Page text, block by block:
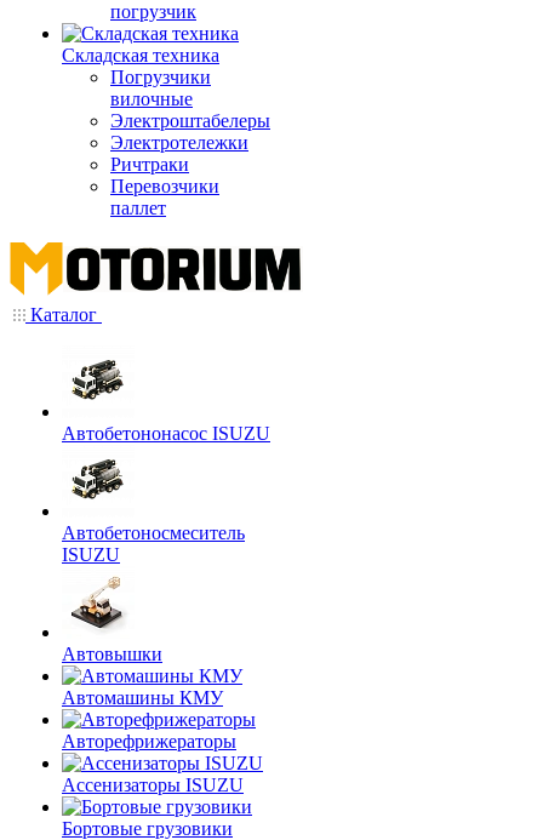
погрузчик
Складская техника
Погрузчики
вилочные
Электроштабелеры
Электротележки
Ричтраки
Перевозчики
паллет
Каталог
Автобетононасос ISUZU
Автобетоносмеситель
ISUZU
Автовышки
Автомашины КМУ
Авторефрижераторы
Ассенизаторы ISUZU
Бортовые грузовики